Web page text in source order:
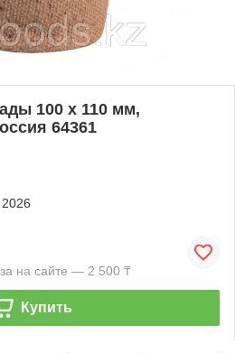
100 х 110 мм,
64361
2026
на сайте — 2 500 ₸
Купить